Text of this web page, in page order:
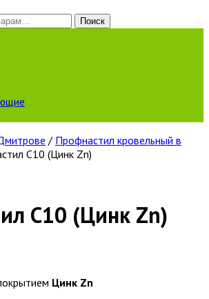
Поиск
/ Профнастил кровельный в
С10 (Цинк Zn)
С10 (Цинк Zn)
Цинк Zn